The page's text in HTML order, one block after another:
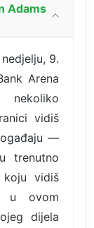
Adams
9.
Arena
vidiš
—
trenutno
koju vidiš
u ovom
dijela